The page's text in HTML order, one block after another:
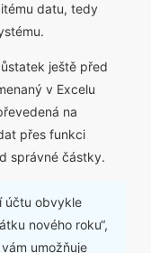
datu, tedy
ještě před
v Excelu
na
přes funkci
správné částky.
účtu obvykle
nového roku“,
umožňuje